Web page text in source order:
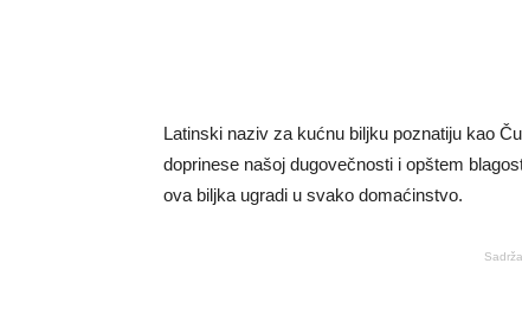
Latinski naziv za kućnu biljku poznatiju kao
doprinese našoj dugovečnosti i opštem
ova biljka ugradi u svako domaćinstvo.